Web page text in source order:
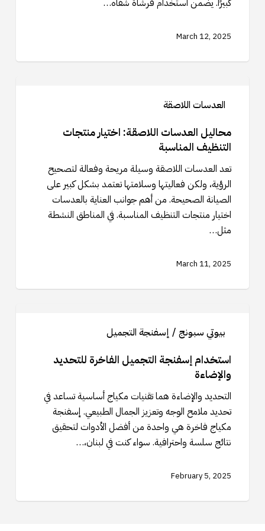
كبيرًا. يضمن استخدام فرشاة شفاه…
March 12, 2025
العدسات
اختيار
منتجات
المناسبة
العدسات اللاصقة
محاليل العدسات اللاصقة: اختيار منتجات
التنظيف المناسبة
تعد العدسات اللاصقة وسيلة مريحة وفعالة لتصحيح
الرؤية، ولكن فعاليتها وسلامتها تعتمد بشكل كبير على
الصيانة الصحيحة. من أهم جوانب العناية بالعدسات
اختيار منتجات التنظيف المناسبة. في المناطق النشطة
مثل…
March 11, 2025
التجميل
الفاخرة
للتحديد
بيوتي سبونج / إسفنجة التجميل
استخدام إسفنجة التجميل الفاخرة للتحديد
والإضاءة
التحديد والإضاءة هما تقنيات مكياج أساسية تساعد في
تحديد ملامح الوجه وتعزيز الجمال الطبيعي. إسفنجة
مكياج فاخرة هي واحدة من أفضل الأدوات لتحقيق
نتائج سلسة واحترافية. سواء كنت في لبنان،…
February 5, 2025